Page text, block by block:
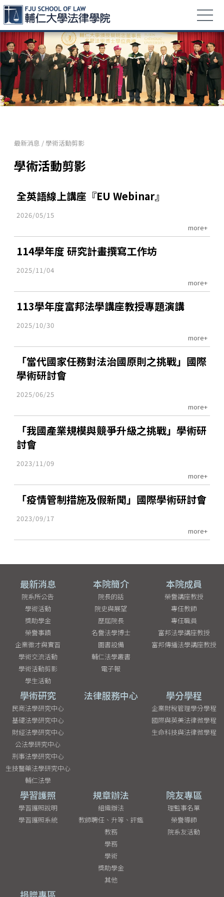
最新消息 /學術活動剪影
學術活動剪影
全英語線上講座『EU Webinar』
2026/05/15
more+
114學年度 研究計畫撰寫工作坊
2025/11/04
more+
113學年度富邦法學講座教授專題演講
2025/10/30
more+
「當代國家任務對法治國原則之挑戰」國際
學術研討會
2025/06/25
more+
「我國產業規模與競爭升級之挑戰」學術研
討會
2023/11/09
more+
「疫情管制措施及假新聞」國際學術研討會
2023/09/17
more+
最新消息
院系所公告
學術活動
獎助學金
榮譽事蹟
企業徵才與實習
學術交流活動
學術活動剪影
學生活動
本院簡介
院長的話
院史與展望
歷屆院長
名譽法學博士
圖書設備
輔仁法學叢書
電子報
本院成員
榮譽講座教授
專任教師
專任職員
富邦法學講座教授
富邦傳播法學講座教授
學術研究
民商法學研究中心
基礎法學研究中心
財經法學研究中心
公法學研究中心
刑事法學研究中心
生技醫藥法學研究中心
輔仁法學
法律服務中心 學分學程
企業財稅管理學分學程
國際與英美法律微學程
生命科技與法律微學程
學習護照
學習護照說明
學習護照系統
規章辦法
組織辦法
教師聘任、升等、評鑑
教務
學務
學術
獎助學金
其他
院友專區
理監事名單
榮譽導師
院系友活動